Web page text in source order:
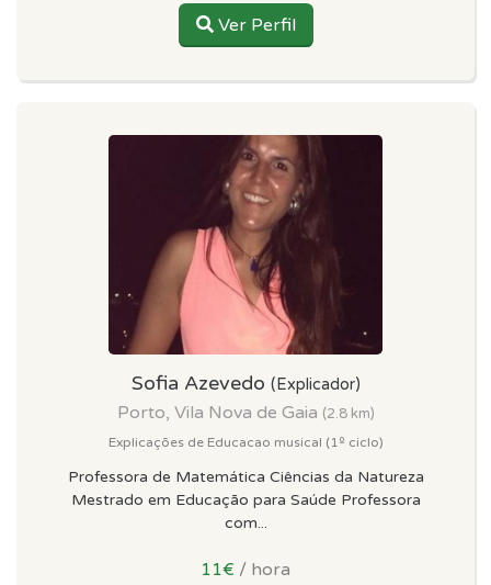
Ver Perfil
Sofia Azevedo (Explicador)
Porto, Vila Nova de Gaia (2.8 km)
Explicações de Educacao musical (1º ciclo)
Professora de Matemática Ciências da Natureza
Mestrado em Educação para Saúde Professora
com...
11€ / hora